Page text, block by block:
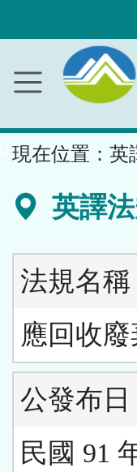
內
容
現在位置： 英
英譯
法規名稱
應回收
公發布日
民國 91